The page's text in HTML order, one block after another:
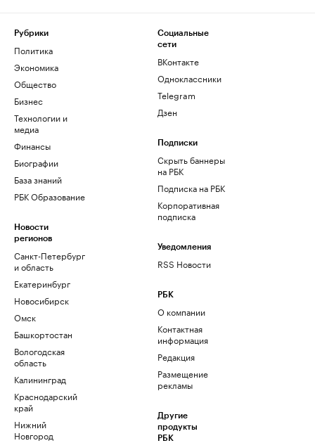
Рубрики
Политика
Экономика
Общество
Бизнес
Технологии и
медиа
Финансы
Биографии
База знаний
РБК Образование
Новости
регионов
Санкт-Петербург
и область
Екатеринбург
Новосибирск
Омск
Башкортостан
Вологодская
область
Калининград
Краснодарский
край
Нижний
Новгород
Социальные
сети
ВКонтакте
Одноклассники
Telegram
Дзен
Подписки
Скрыть баннеры
на РБК
Подписка на РБК
Корпоративная
подписка
Уведомления
RSS Новости
РБК
О компании
Контактная
информация
Редакция
Размещение
рекламы
Другие
продукты
РБК